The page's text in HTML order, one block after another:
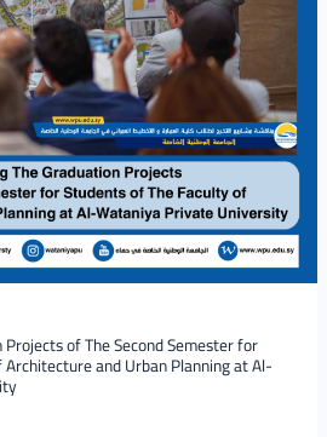
of The Second Semester for
and Urban Planning at Al-